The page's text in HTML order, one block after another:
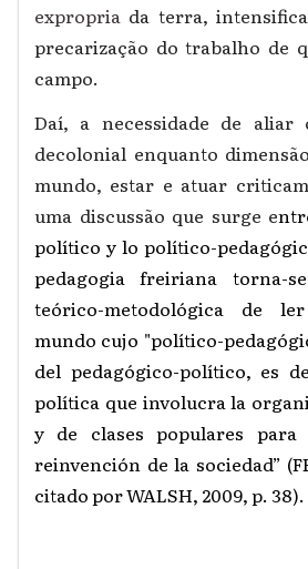
expropria da terra,
precarização do trabalho de
campo.
Daí, a necessidade de aliar
decolonial enquanto
mundo, estar e atuar
uma discussão que surge e
político y lo político-
pedagogia freiriana torna-
teórico-metodológica de
mundo cujo "político-
del pedagógico-político, es
política que involucra la
y de clases populares
reinvención de la sociedad”
citado por WALSH, 2009, p. 38).